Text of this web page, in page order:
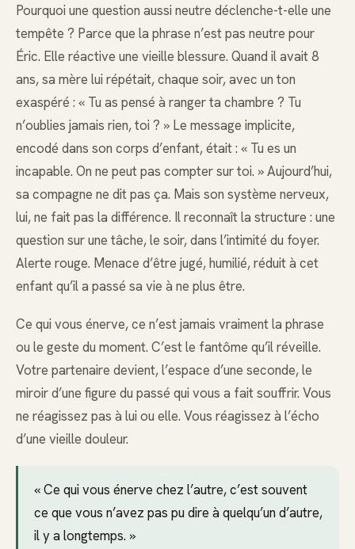
Pourquoi une question aussi neutre déclenche-t-elle une
tempête ? Parce que la phrase n’est pas neutre pour
Éric. Elle réactive une vieille blessure. Quand il avait 8
ans, sa mère lui répétait, chaque soir, avec un ton
exaspéré : « Tu as pensé à ranger ta chambre ? Tu
n’oublies jamais rien, toi ? » Le message implicite,
encodé dans son corps d’enfant, était : « Tu es un
incapable. On ne peut pas compter sur toi. » Aujourd’hui,
sa compagne ne dit pas ça. Mais son système nerveux,
lui, ne fait pas la différence. Il reconnaît la structure : une
question sur une tâche, le soir, dans l’intimité du foyer.
Alerte rouge. Menace d’être jugé, humilié, réduit à cet
enfant qu’il a passé sa vie à ne plus être.
Ce qui vous énerve, ce n’est jamais vraiment la phrase
ou le geste du moment. C’est le fantôme qu’il réveille.
Votre partenaire devient, l’espace d’une seconde, le
miroir d’une figure du passé qui vous a fait souffrir. Vous
ne réagissez pas à lui ou elle. Vous réagissez à l’écho
d’une vieille douleur.
« Ce qui vous énerve chez l’autre, c’est souvent
ce que vous n’avez pas pu dire à quelqu’un d’autre,
il y a longtemps. »